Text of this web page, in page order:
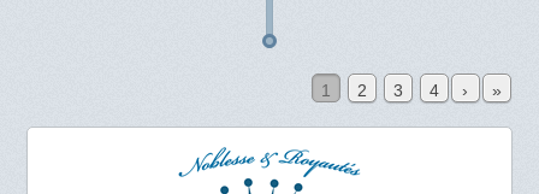
1 2 3 4 › »